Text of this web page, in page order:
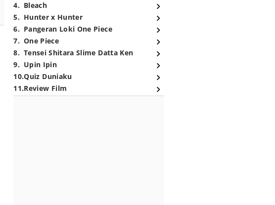
4. Bleach
5. Hunter x Hunter
6. Pangeran Loki One Piece
7. One Piece
8. Tensei Shitara Slime Datta Ken
9. Upin Ipin
10.Quiz Duniaku
11.Review Film